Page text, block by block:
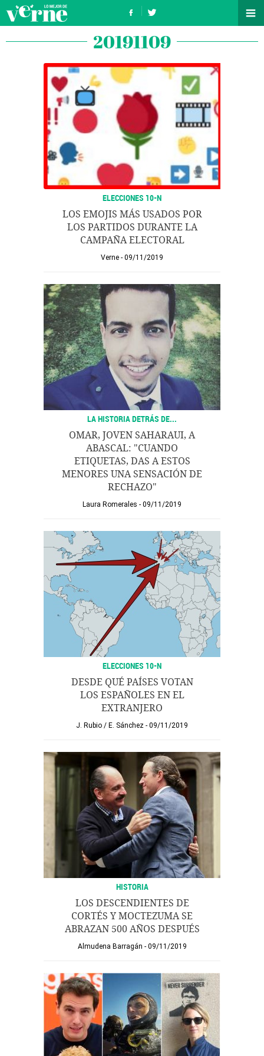
20191109
ELECCIONES 10-N
LOS EMOJIS MÁS USADOS POR
LOS PARTIDOS DURANTE LA
CAMPAÑA ELECTORAL
Verne 09/11/2019
LA HISTORIA DETRÁS DE...
OMAR, JOVEN SAHARAUI, A
ABASCAL: "CUANDO
ETIQUETAS, DAS A ESTOS
MENORES UNA SENSACIÓN DE
RECHAZO"
Laura Romerales 09/11/2019
ELECCIONES 10-N
DESDE QUÉ PAÍSES VOTAN
LOS ESPAÑOLES EN EL
EXTRANJERO
J. Rubio / E. Sánchez 09/11/2019
HISTORIA
LOS DESCENDIENTES DE
CORTÉS Y MOCTEZUMA SE
ABRAZAN 500 AÑOS DESPUÉS
Almudena Barragán 09/11/2019